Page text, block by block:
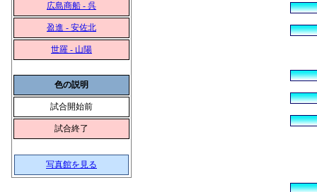
広島商船 - 呉
盈進 - 安佐北
世羅 - 山陽
色の説明
試合開始前
試合終了
写真館を見る